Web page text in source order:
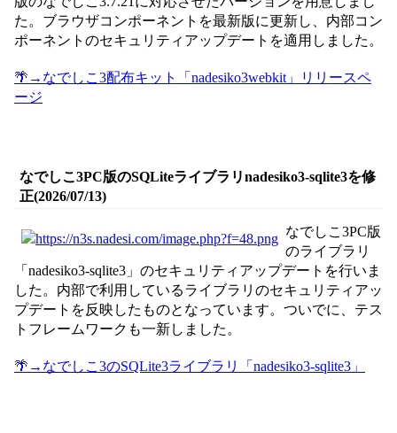
た。ブラウザコンポーネントを最新版に更新し、内部コン
ポーネントのセキュリティアップデートを適用しました。
🌴→なでしこ3配布キット「nadesiko3webkit」リリースペ
ージ
なでしこ3PC版のSQLiteライブラリnadesiko3-sqlite3を修
正(2026/07/13)
なでしこ3PC版
のライブラリ
「nadesiko3-sqlite3」のセキュリティアップデートを行いま
した。内部で利用しているライブラリのセキュリティアッ
プデートを反映したものとなっています。ついでに、テス
トフレームワークも一新しました。
🌴→なでしこ3のSQLite3ライブラリ「nadesiko3-sqlite3」